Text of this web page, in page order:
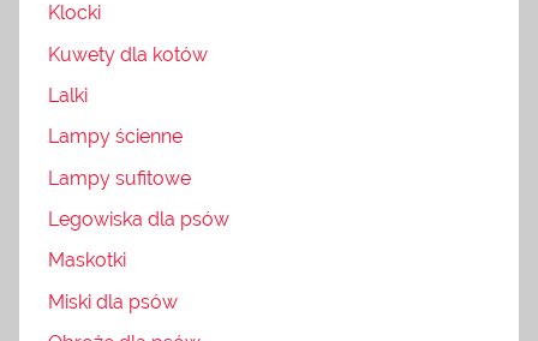
Klocki
Kuwety dla kotów
Lalki
Lampy ścienne
Lampy sufitowe
Legowiska dla psów
Maskotki
Miski dla psów